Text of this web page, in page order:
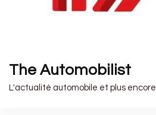
The Automobilist
L'actualité automobile et plus encore